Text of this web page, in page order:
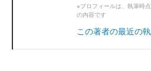
※プロフィールは、執筆時
の内容です
この著者の最近の